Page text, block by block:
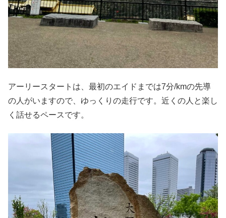
アーリースタートは、最初のエイドまでは7分/kmの先導
の人がいますので、ゆっくりの走行です。近くの人と楽し
く話せるペースです。